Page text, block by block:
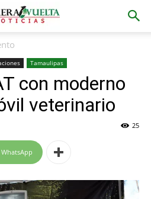
Tamaulipas
con moderno
veterinario
25
WhatsApp